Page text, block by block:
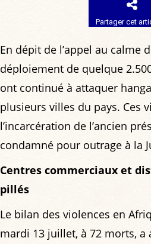
Partager cet
En dépit de l’appel au calme
déploiement de quelque
ont continué à attaquer
plusieurs villes du pays. Ces
l’incarcération de l’ancien
condamné pour outrage à la
Centres commerciaux et
pillés
Le bilan des violences en
mardi 13 juillet, à 72 morts, a